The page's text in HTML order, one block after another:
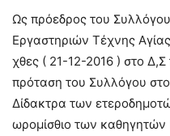
Ως πρόεδρος του
Εργαστηριών Τέχνης
χθες ( 21-12-2016 ) στο
πρόταση του Συλλόγου
Δίδακτρα των
ωρομίσθιο των